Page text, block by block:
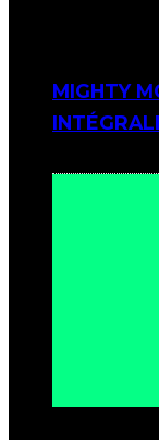
MIGHTY